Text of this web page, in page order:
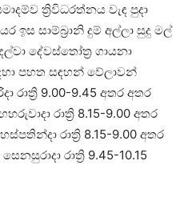
ත්‍රිවිධරත්නය වැඳ පුදා
ඉස සාම්බ්‍රානි දුම් අල්ලා සුදු මල්
දේවස්‌තෝත්‍ර ගායනා
පහත සඳහන් වේලාවන්
9.00-9.45 අතර අතර
රාත්‍රි 8.15-9.00 අතර
රාත්‍රි 8.15-9.00 අතර
රාත්‍රි 9.45-10.15